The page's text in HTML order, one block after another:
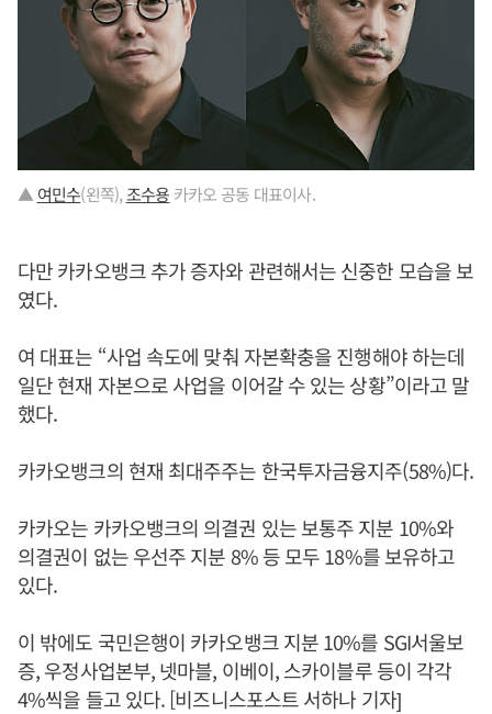
▲ 여민수(왼쪽),조수용 카카오 공동 대표이사.
다만 카카오뱅크 추가 증자와 관련해서는 신중한 모습을 보
였다.
여 대표는 “사업 속도에 맞춰 자본확충을 진행해야 하는데
일단 현재 자본으로 사업을 이어갈 수 있는 상황”이라고 말
했다.
카카오뱅크의 현재 최대주주는 한국투자금융지주(58%)다.
카카오는 카카오뱅크의 의결권 있는 보통주 지분 10%와
의결권이 없는 우선주 지분 8% 등 모두 18%를 보유하고
있다.
이 밖에도 국민은행이 카카오뱅크 지분 10%를 SGI서울보
증, 우정사업본부, 넷마블, 이베이, 스카이블루 등이 각각
4%씩을 들고 있다. [비즈니스포스트 서하나 기자]